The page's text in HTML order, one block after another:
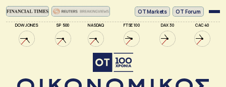
DOW JONES SP 500 NASDAQ FTSE 100 DAX 30 CAC 40
ΟΤ Markets OT Forum